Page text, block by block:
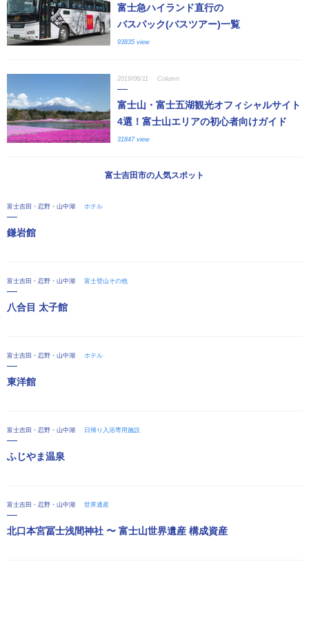
富士急ハイランド直行の
バスパック(バスツアー)一覧
93835 view
2019/06/11 Column
富士山・富士五湖観光オフィシャルサイト
4選！富士山エリアの初心者向けガイド
31847 view
富士吉田市の人気スポット
富士吉田・忍野・山中湖 ホテル
鎌岩館
富士吉田・忍野・山中湖 富士登山その他
八合目 太子館
富士吉田・忍野・山中湖 ホテル
東洋館
富士吉田・忍野・山中湖 日帰り入浴専用施設
ふじやま温泉
富士吉田・忍野・山中湖 世界遺産
北口本宮冨士浅間神社 〜 富士山世界遺産 構成資産